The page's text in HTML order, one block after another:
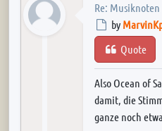
Re: Musiknoten
Post
by
Quote
Also Ocean of
damit, die
ganze noch